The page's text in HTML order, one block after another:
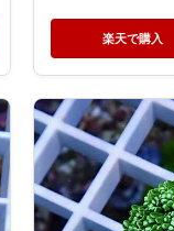
楽天で購入